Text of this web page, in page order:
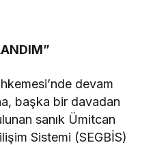
devam
başka bir davadan
sanık Ümitcan
Sistemi (SEGBİS)